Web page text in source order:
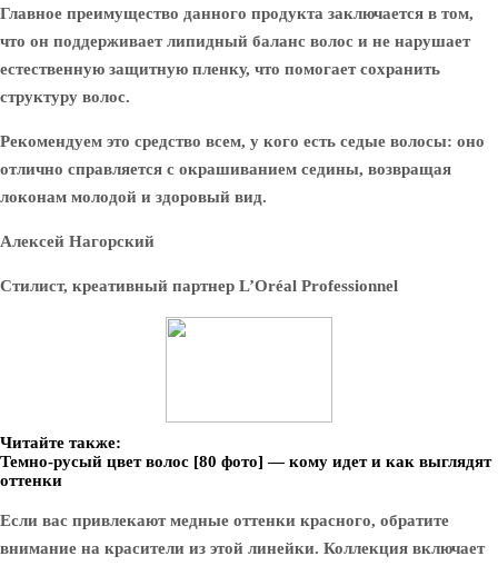
Главное преимущество данного продукта заключается в том,
что он поддерживает липидный баланс волос и не нарушает
естественную защитную пленку, что помогает сохранить
структуру волос.
Рекомендуем это средство всем, у кого есть седые волосы: оно
отлично справляется с окрашиванием седины, возвращая
локонам молодой и здоровый вид.
Алексей Нагорский
Стилист, креативный партнер L’Oréal Professionnel
Читайте также:
Темно-русый цвет волос [80 фото] — кому идет и как выглядят
оттенки
Если вас привлекают медные оттенки красного, обратите
внимание на красители из этой линейки. Коллекция включает